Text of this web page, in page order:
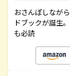
おさんぽしなが
ドブックが誕生
も必読